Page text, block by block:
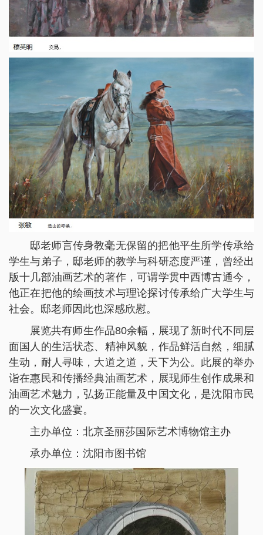
邸老师言传身教毫无保留的把他平生所学传承给
学生与弟子，邸老师的教学与科研态度严谨，曾经出
版十几部油画艺术的著作，可谓学贯中西博古通今，
他正在把他的绘画技术与理论探讨传承给广大学生与
社会。邸老师因此也深感欣慰。
展览共有师生作品80余幅，展现了新时代不同层
面国人的生活状态、精神风貌，作品鲜活自然，细腻
生动，耐人寻味，大道之道，天下为公。此展的举办
诣在惠民和传播经典油画艺术，展现师生创作成果和
油画艺术魅力，弘扬正能量及中国文化，是沈阳市民
的一次文化盛宴。
主办单位：北京圣丽莎国际艺术博物馆主办
承办单位：沈阳市图书馆